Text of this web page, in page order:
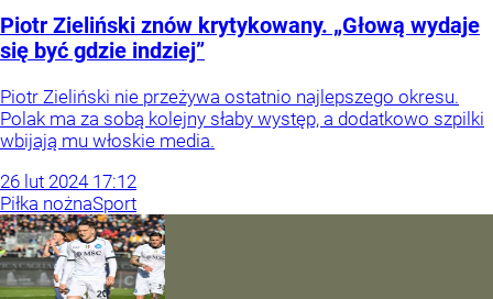
Piotr Zieliński znów krytykowany. „Głową wydaje
się być gdzie indziej”
Piotr Zieliński nie przeżywa ostatnio najlepszego okresu.
Polak ma za sobą kolejny słaby występ, a dodatkowo szpilki
wbijają mu włoskie media.
26 lut 2024 17:12
Piłka nożnaSport